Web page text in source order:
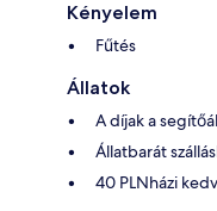
Kényelem
Fűtés
Állatok
A díjak a
Állatbarát
40 PLNházi